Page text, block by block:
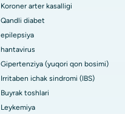
Koroner arter kasalligi
Qandli diabet
epilepsiya
hantavirus
Gipertenziya (yuqori qon bosimi)
Irritaben ichak sindromi (IBS)
Buyrak toshlari
Leykemiya